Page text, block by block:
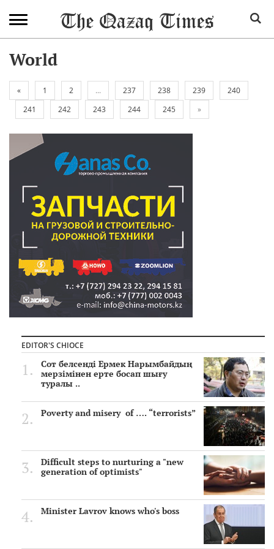
World
« 1 2 ... 237 238 239
240
241
242 243 244 245 »
EDITOR'S CHIOCE
Сот белсенді Ермек Нарымбайдың
мерзімінен ерте босап шығу
туралы ..
Poverty and misery of …. “terrorists”
Difficult steps to nurturing a "new
generation of optimists"
Minister Lavrov knows who's boss